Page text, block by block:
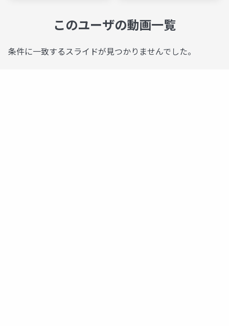
このユーザの動画一覧
条件に一致するスライドが見つかりませんでした。